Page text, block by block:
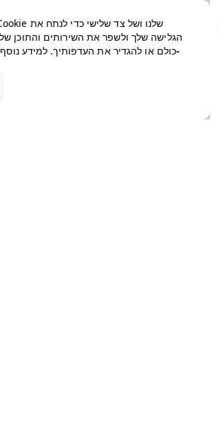
הגלישה שלך ולשפר את השירותים והתוכן
כולם או להגדיר את העדפותיך. למידע נוסף